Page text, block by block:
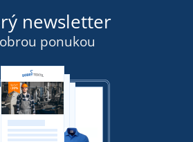
newsletter
ponukou